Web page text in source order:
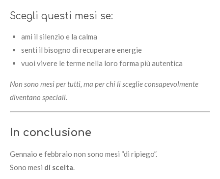
Scegli questi mesi se:
ami il silenzio e la calma
senti il bisogno di recuperare energie
vuoi vivere le terme nella loro forma più autentica
Non sono mesi per tutti, ma per chi li sceglie consapevolmente
diventano speciali.
In conclusione
Gennaio e febbraio non sono mesi “di ripiego”.
Sono mesi di scelta.